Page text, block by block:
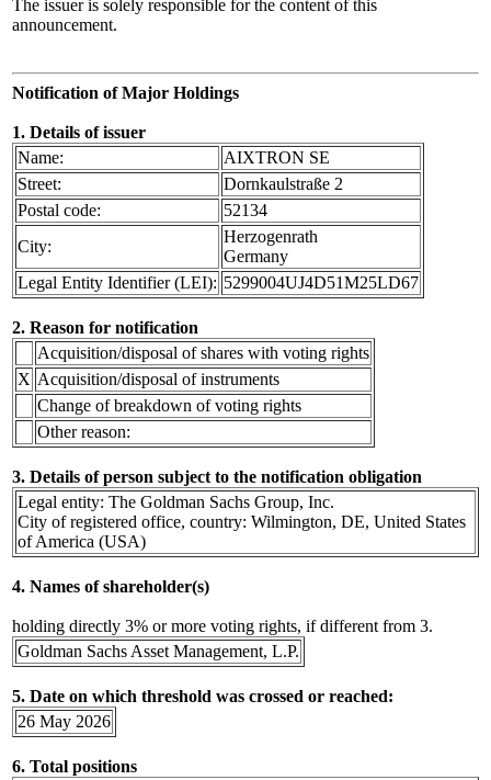
The issuer is solely responsible for the content of this
announcement.
Notification of Major Holdings
1. Details of issuer
Name:
AIXTRON SE
Street:
Dornkaulstraße 2
Postal code:
52134
City:
Herzogenrath
Germany
Legal Entity Identifier (LEI): 5299004UJ4D51M25LD67
2. Reason for notification
Acquisition/disposal of shares with voting rights
X Acquisition/disposal of instruments
Change of breakdown of voting rights
Other reason:
3. Details of person subject to the notification obligation
Legal entity: The Goldman Sachs Group, Inc.
City of registered office, country: Wilmington, DE, United States
of America (USA)
4. Names of shareholder(s)
holding directly 3% or more voting rights, if different from 3.
Goldman Sachs Asset Management, L.P.
5. Date on which threshold was crossed or reached:
26 May 2026
6. Total positions